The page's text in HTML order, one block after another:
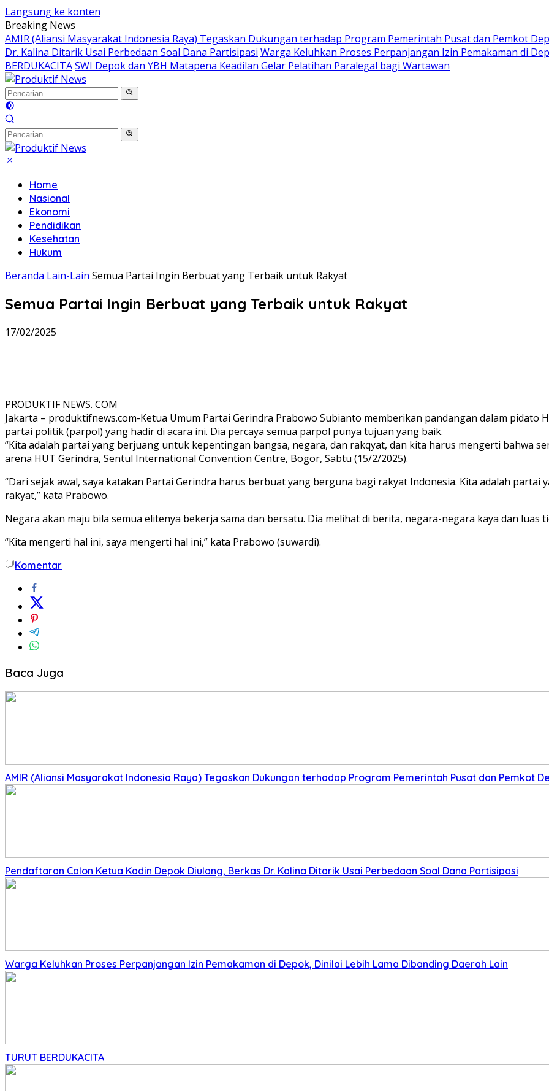
Langsung ke konten
Breaking News
AMIR (Aliansi Masyarakat Indonesia Raya) Tegaskan Dukungan terhadap Program Pemerintah Pusat dan Pemkot
Dr. Kalina Ditarik Usai Perbedaan Soal Dana Partisipasi Warga Keluhkan Proses Perpanjangan Izin Pemakaman di
BERDUKACITASWI Depok dan YBH Matapena Keadilan Gelar Pelatihan Paralegal bagi Wartawan
Home
Nasional
Ekonomi
Pendidikan
Kesehatan
Hukum
Beranda Lain-Lain Semua Partai Ingin Berbuat yang Terbaik untuk Rakyat
Semua Partai Ingin Berbuat yang Terbaik untuk Rakyat
17/02/2025
PRODUKTIF NEWS. COM
Jakarta – produktifnews.com-Ketua Umum Partai Gerindra Prabowo Subianto memberikan pandangan dalam pidato
partai politik (parpol) yang hadir di acara ini. Dia percaya semua parpol punya tujuan yang baik.
“Kita adalah partai yang berjuang untuk kepentingan bangsa, negara, dan rakqyat, dan kita harus mengerti bahwa
arena HUT Gerindra, Sentul International Convention Centre, Bogor, Sabtu (15/2/2025).
“Dari sejak awal, saya katakan Partai Gerindra harus berbuat yang berguna bagi rakyat Indonesia. Kita adalah
rakyat,” kata Prabowo.
Negara akan maju bila semua elitenya bekerja sama dan bersatu. Dia melihat di berita, negara-negara kaya dan luas
“Kita mengerti hal ini, saya mengerti hal ini,” kata Prabowo (suwardi).
Komentar
Baca Juga
AMIR (Aliansi Masyarakat Indonesia Raya) Tegaskan Dukungan terhadap Program Pemerintah Pusat dan Pemkot
Pendaftaran Calon Ketua Kadin Depok Diulang, Berkas Dr. Kalina Ditarik Usai Perbedaan Soal Dana Partisipasi
Warga Keluhkan Proses Perpanjangan Izin Pemakaman di Depok, Dinilai Lebih Lama Dibanding Daerah Lain
TURUT BERDUKACITA